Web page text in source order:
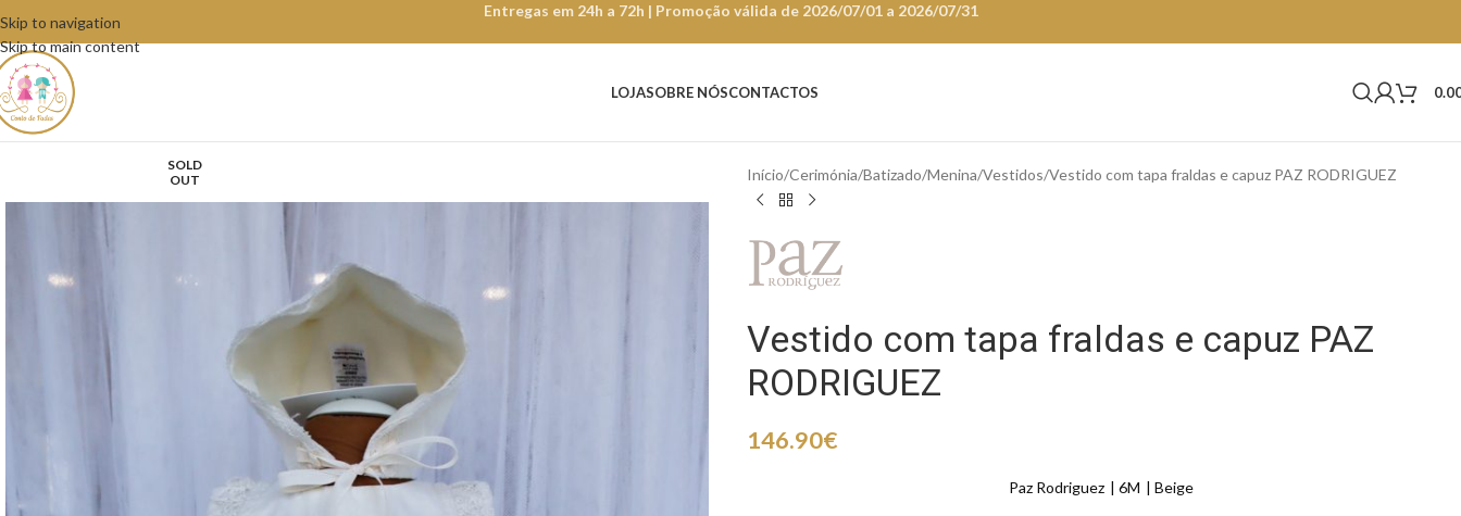
Skip to navigation
Skip to main content
Entregas em 24h a 72h | Promoção válida de 2026/07/01 a 2026/07/31
LOJASOBRE NÓSCONTACTOS
SOLD
OUT
Início Cerimónia Batizado Menina Vestidos Vestido com tapa fraldas e capuz PAZ RODRIGUEZ
Vestido com tapa fraldas e capuz PAZ
RODRIGUEZ
146.90€
Paz Rodriguez 6M Beige